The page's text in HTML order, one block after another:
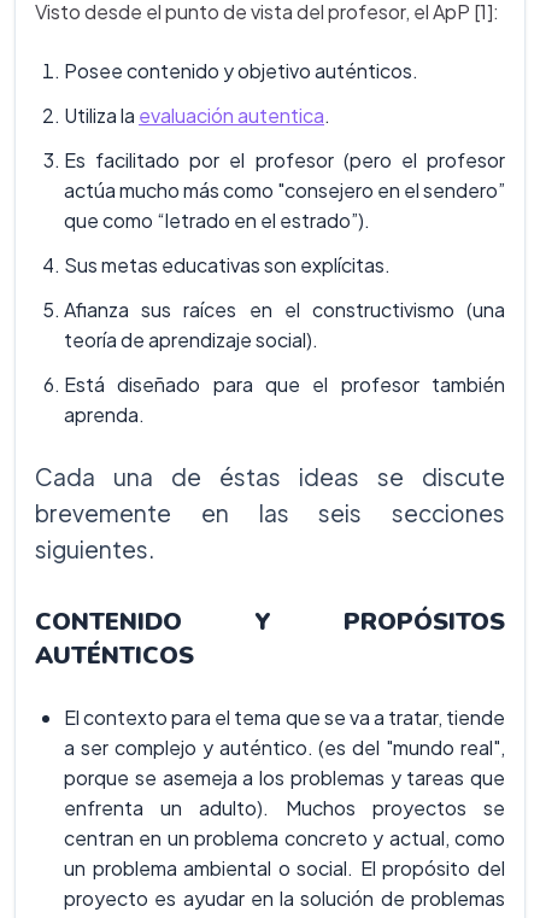
Visto desde el punto de vista del profesor, el ApP [1]:
Posee contenido y objetivo auténticos.
Utiliza la evaluación autentica.
Es facilitado por el profesor (pero el profesor
actúa mucho más como "consejero en el sendero”
que como “letrado en el estrado”).
Sus metas educativas son explícitas.
Afianza sus raíces en el constructivismo (una
teoría de aprendizaje social).
Está diseñado para que el profesor también
aprenda.
Cada una de éstas ideas se discute
brevemente en las seis secciones
siguientes.
CONTENIDO Y PROPÓSITOS
AUTÉNTICOS
El contexto para el tema que se va a tratar, tiende
a ser complejo y auténtico. (es del "mundo real",
porque se asemeja a los problemas y tareas que
enfrenta un adulto). Muchos proyectos se
centran en un problema concreto y actual, como
un problema ambiental o social. El propósito del
proyecto es ayudar en la solución de problemas